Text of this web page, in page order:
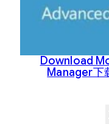
Download
Manager下